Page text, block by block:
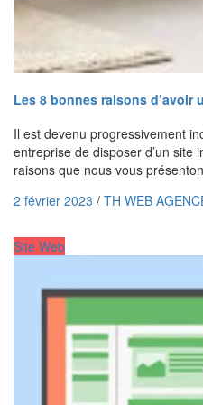
Les 8 bonnes raisons d’avoir
Il est devenu progressivement
entreprise de disposer d’un site
raisons que nous vous
2 février 2023 / TH WEB
Site Web